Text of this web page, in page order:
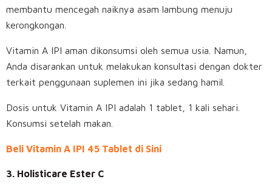
membantu mencegah naiknya asam lambung menuju
kerongkongan.
Vitamin A IPI aman dikonsumsi oleh semua usia. Namun,
Anda disarankan untuk melakukan konsultasi dengan dokter
terkait penggunaan suplemen ini jika sedang hamil.
Dosis untuk Vitamin A IPI adalah 1 tablet, 1 kali sehari.
Konsumsi setelah makan.
Beli Vitamin A IPI 45 Tablet di Sini
3. Holisticare Ester C